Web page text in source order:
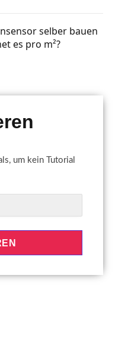
selber bauen
es pro m²?
um kein Tutorial